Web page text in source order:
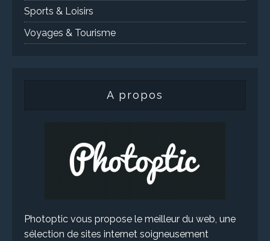
Sports & Loisirs
Voyages & Tourisme
A propos
Photoptic vous propose le meilleur du web, une
sélection de sites internet soigneusement